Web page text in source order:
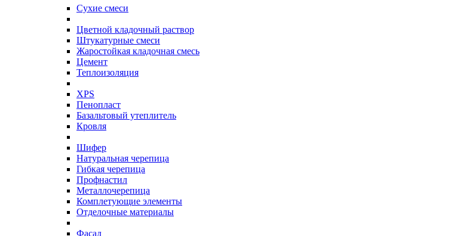
Сухие смеси
Цветной кладочный раствор
Штукатурные смеси
Жаростойкая кладочная смесь
Цемент
Теплоизоляция
XPS
Пенопласт
Базальтовый утеплитель
Кровля
Шифер
Натуральная черепица
Гибкая черепица
Профнастил
Металлочерепица
Комплетующие элементы
Отделочные материалы
Фасад